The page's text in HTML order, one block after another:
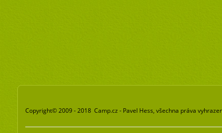
Copyright© 2009 - 2018 Camp.cz - Pavel Hess, všechna práva